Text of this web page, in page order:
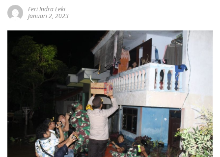
Feri Indra Leki
Januari 2, 2023